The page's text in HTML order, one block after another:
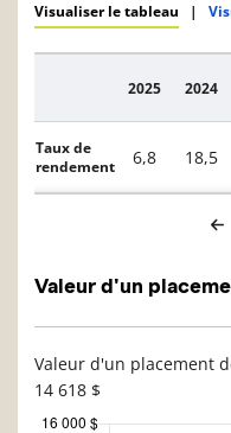
Visualiser le tableau |
Description
2025 2024
Taux de
rendement
6,8 18,5
Valeur d'un
Valeur d'un placement
14 618 $